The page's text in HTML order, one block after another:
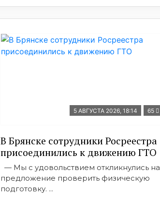
5 АВГУСТА 2026, 18:14 65
В Брянске сотрудники Росреестра
присоединились к движению ГТО
— Мы с удовольствием откликнулись на
предложение проверить физическую
подготовку. ...